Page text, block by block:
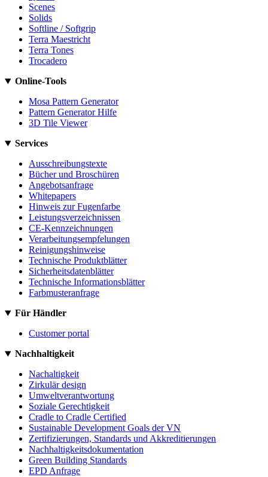
Scenes
Solids
Softline / Softgrip
Terra Maestricht
Terra Tones
Trocadero
Online-Tools
Mosa Pattern Generator
Pattern Generator Hilfe
3D Tile Viewer
Services
Ausschreibungstexte
Bücher und Broschüren
Angebotsanfrage
Whitepapers
Hinweis zur Fugenfarbe
Leistungsverzeichnissen
CE-Kennzeichnungen
Verarbeitungsempfelungen
Reinigungshinweise
Technische Produktblätter
Sicherheitsdatenblätter
Technische Informationsblätter
Farbmusteranfrage
Für Händler
Customer portal
Nachhaltigkeit
Nachaltigkeit
Zirkulär design
Umweltverantwortung
Soziale Gerechtigkeit
Cradle to Cradle Certified
Sustainable Development Goals der VN
Zertifizierungen, Standards und Akkreditierungen
Nachhaltigkeitsdokumentation
Green Building Standards
EPD Anfrage